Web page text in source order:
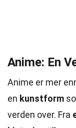
Anime: En
Anime er mer
en kunstform
verden over. Fra